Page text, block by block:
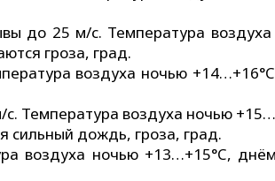
до 25 м/с. Температура
гроза, град.
воздуха ночью
Температура воздуха ночью
сильный дождь, гроза, град.
воздуха ночью +13…+15°C,